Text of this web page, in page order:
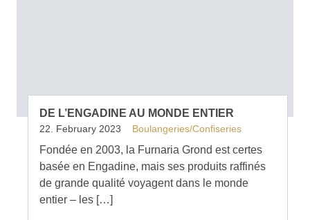
DE L’ENGADINE AU MONDE ENTIER
22. February 2023 Boulangeries/Confiseries
Fondée en 2003, la Furnaria Grond est certes
basée en Engadine, mais ses produits raffinés
de grande qualité voyagent dans le monde
entier – les […]